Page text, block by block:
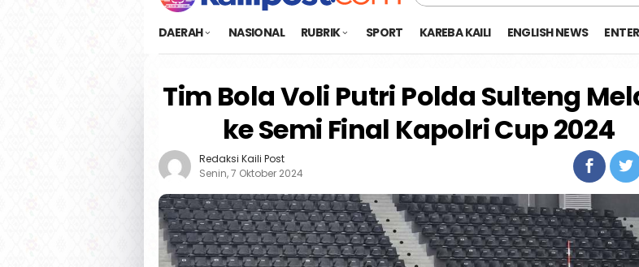
DAERAH NASIONAL RUBRIK SPORT KAREBA KAILI ENGLISH NEWS
Tim Bola Voli Putri Polda Sulteng
ke Semi Final Kapolri Cup 2024
Redaksi Kaili Post
Senin, 7 Oktober 2024